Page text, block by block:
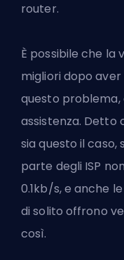
router.
È possibile che la
migliori dopo
questo problema,
assistenza. Detto
sia questo il
parte degli ISP
0.1kb/s, e anche
di solito offrono
così.